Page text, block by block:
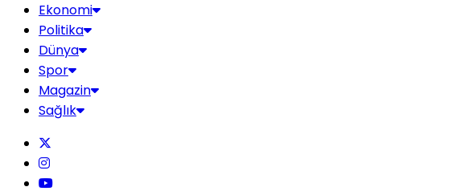
Ekonomi
Politika
Dünya
Spor
Magazin
Sağlık